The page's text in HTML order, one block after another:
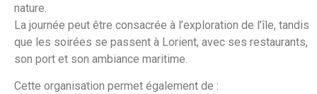
nature.
La journée peut être consacrée à l’exploration de l’île, tandis
que les soirées se passent à Lorient, avec ses restaurants,
son port et son ambiance maritime.
Cette organisation permet également de :